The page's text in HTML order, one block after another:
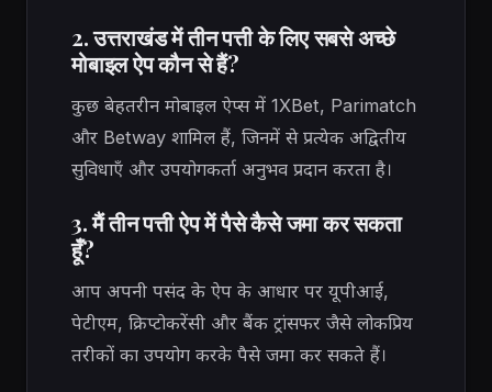
2. उत्तराखंड में तीन पत्ती के लिए सबसे अच्छे
मोबाइल ऐप कौन से हैं?
कुछ बेहतरीन मोबाइल ऐप्स में 1XBet, Parimatch
और Betway शामिल हैं, जिनमें से प्रत्येक अद्वितीय
सुविधाएँ और उपयोगकर्ता अनुभव प्रदान करता है।
3. मैं तीन पत्ती ऐप में पैसे कैसे जमा कर सकता
हूँ?
आप अपनी पसंद के ऐप के आधार पर यूपीआई,
पेटीएम, क्रिप्टोकरेंसी और बैंक ट्रांसफर जैसे लोकप्रिय
तरीकों का उपयोग करके पैसे जमा कर सकते हैं।